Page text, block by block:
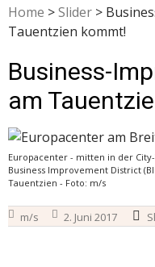
Home >Slider >
Tauentzien kommt!
Business-
am
Europacenter - mitten in der
Business Improvement District
Tauentzien - Foto: m/s
m/s 2. Juni 2017